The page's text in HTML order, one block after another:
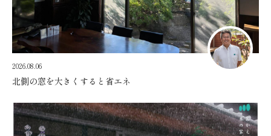
2026.08.06
北側の窓を大きくすると省エネ